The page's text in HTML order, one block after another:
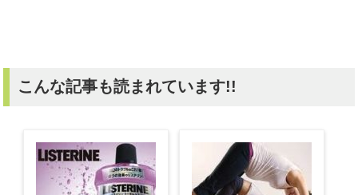
こんな記事も読まれています!!